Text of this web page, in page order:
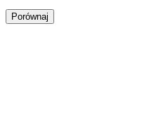
Porównaj